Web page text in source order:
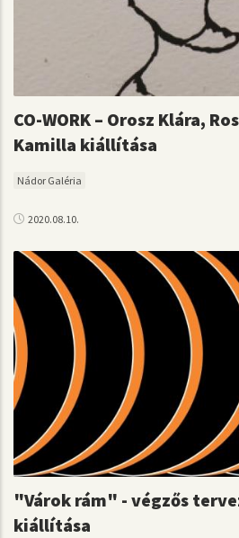
CO-WORK – Orosz Klára,
Kamilla kiállítása
Nádor Galéria
2020.08.10.
"Várok rám" - végzős
kiállítása